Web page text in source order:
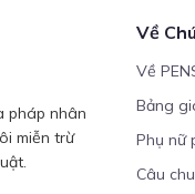
pháp nhân
miễn trừ
Về
Về
Bảng
Phụ nữ
Câu